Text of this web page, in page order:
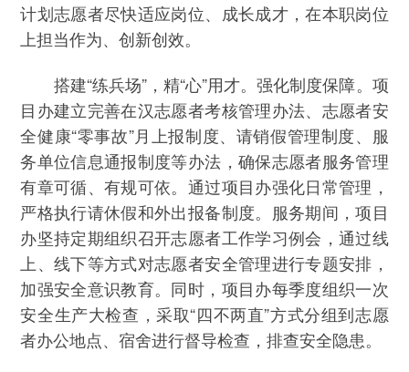
计划志愿者尽快适应岗位、成长成才，在本职岗位
上担当作为、创新创效。
搭建“练兵场”，精“心”用才。强化制度保障。项
目办建立完善在汉志愿者考核管理办法、志愿者安
全健康“零事故”月上报制度、请销假管理制度、服
务单位信息通报制度等办法，确保志愿者服务管理
有章可循、有规可依。通过项目办强化日常管理，
严格执行请休假和外出报备制度。服务期间，项目
办坚持定期组织召开志愿者工作学习例会，通过线
上、线下等方式对志愿者安全管理进行专题安排，
加强安全意识教育。同时，项目办每季度组织一次
安全生产大检查，采取“四不两直”方式分组到志愿
者办公地点、宿舍进行督导检查，排查安全隐患。